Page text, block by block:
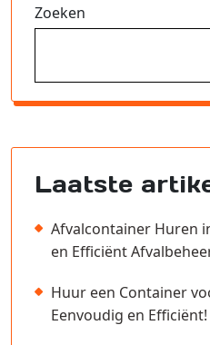
Zoeken
Laatste
Afvalcontainer Huren
en Efficiënt
Huur een Container
Eenvoudig en Efficiënt!